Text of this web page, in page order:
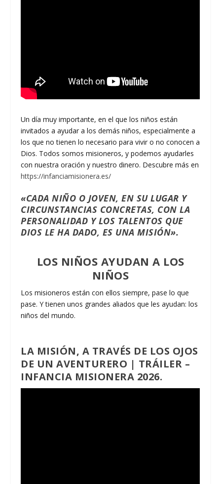
Un día muy importante, en el que los niños están
invitados a ayudar a los demás niños, especialmente a
los que no tienen lo necesario para vivir o no conocen a
Dios. Todos somos misioneros, y podemos ayudarles
con nuestra oración y nuestro dinero. Descubre más en
https://infanciamisionera.es/
«CADA NIÑO O JOVEN, EN SU LUGAR Y
CIRCUNSTANCIAS CONCRETAS, CON LA
PERSONALIDAD Y LOS TALENTOS QUE
DIOS LE HA DADO, ES UNA MISIÓN».
LOS NIÑOS AYUDAN A LOS
NIÑOS
Los misioneros están con ellos siempre, pase lo que
pase. Y tienen unos grandes aliados que les ayudan: los
niños del mundo.
LA MISIÓN, A TRAVÉS DE LOS OJOS
DE UN AVENTURERO | TRÁILER –
INFANCIA MISIONERA 2026.